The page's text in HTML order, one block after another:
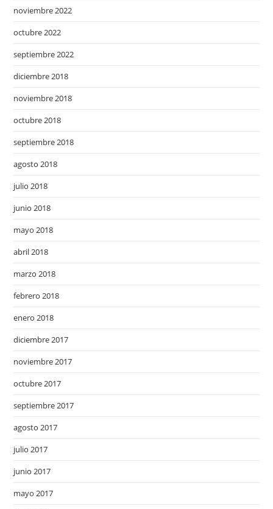
noviembre 2022
octubre 2022
septiembre 2022
diciembre 2018
noviembre 2018
octubre 2018
septiembre 2018
agosto 2018
julio 2018
junio 2018
mayo 2018
abril 2018
marzo 2018
febrero 2018
enero 2018
diciembre 2017
noviembre 2017
octubre 2017
septiembre 2017
agosto 2017
julio 2017
junio 2017
mayo 2017